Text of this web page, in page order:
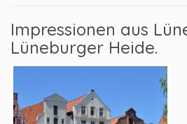
Impressionen aus
Lüneburger Heide.